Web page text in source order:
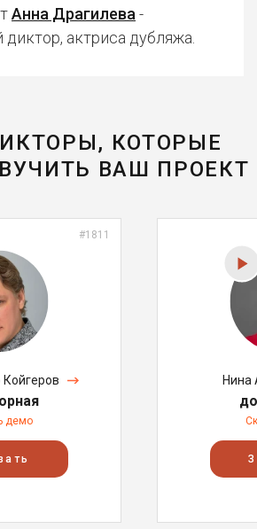
Анна Драгилева -
актриса дубляжа.
КОТОРЫЕ
ВАШ ПРОЕКТ
#1811
демо
Нина